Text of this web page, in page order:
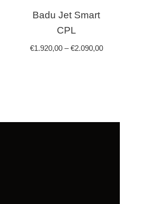
Badu Jet Smart
CPL
€1.920,00–€2.090,00